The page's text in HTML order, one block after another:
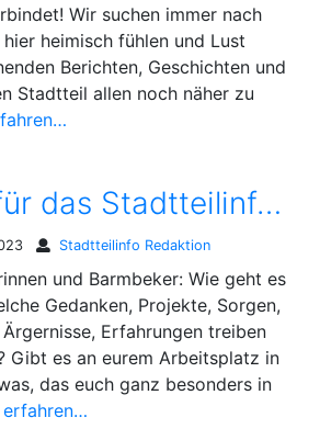
Wir suchen immer nach
heimisch fühlen und Lust
Berichten, Geschichten und
Stadtteil allen noch näher zu
Beiträge für das Stadtteilinfo Barmbek Süd gesucht
Stadtteilinfo Redaktion
und Barmbeker: Wie geht es
Gedanken, Projekte, Sorgen,
Erfahrungen treiben
Gibt es an eurem Arbeitsplatz in
das euch ganz besonders in
erfahren…